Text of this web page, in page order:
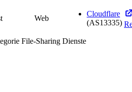
Web
Cloudflare
(AS13335)
File-Sharing Dienste